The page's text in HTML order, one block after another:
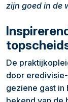
zijn goed in de
De
door
geziene gast in